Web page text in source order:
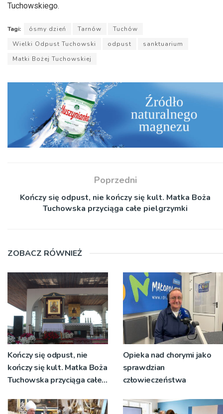
Tuchowskiego.
Tagi: ósmy dzień Tarnów
Tuchów
Wielki Odpust Tuchowski
odpust
sanktuarium
Matki Bożej Tuchowskiej
Poprzedni
Kończy się odpust, nie kończy się kult. Matka Boża
Tuchowska przyciąga całe pielgrzymki
ZOBACZ RÓWNIEŻ
Kończy się odpust, nie
kończy się kult. Matka Boża
Tuchowska przyciąga całe
Opieka nad chorymi jako
sprawdzian
człowieczeństwa